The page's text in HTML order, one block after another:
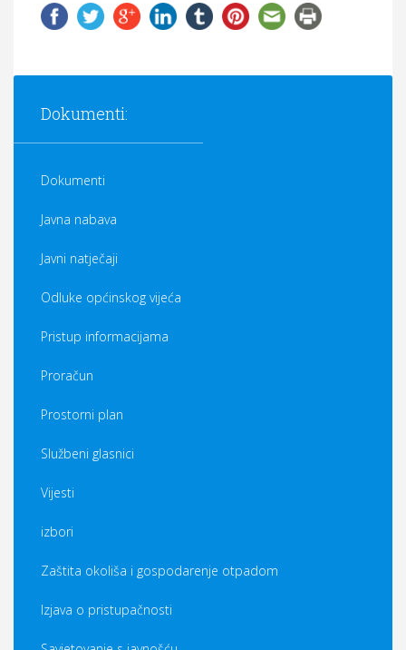
Dokumenti:
Dokumenti
Javna nabava
Javni natječaji
Odluke općinskog vijeća
Pristup informacijama
Proračun
Prostorni plan
Službeni glasnici
Vijesti
izbori
Zaštita okoliša i gospodarenje otpadom
Izjava o pristupačnosti